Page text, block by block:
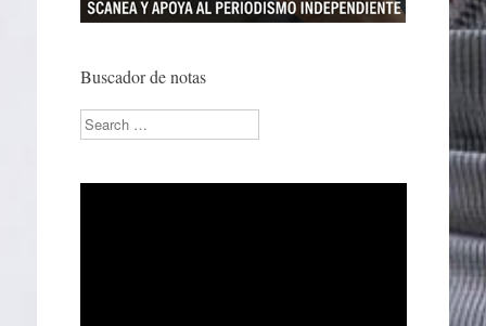
Buscador de notas
Search